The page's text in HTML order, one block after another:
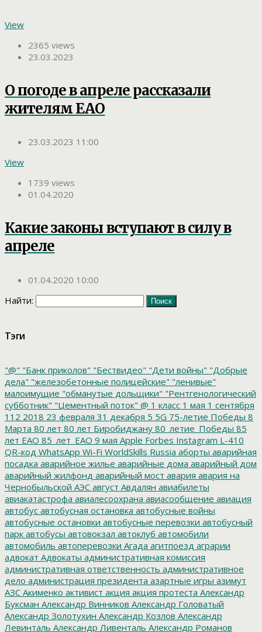
View
2365 views
23.03.2023
О погоде в апреле рассказали
жителям ЕАО
23.03.2023 11:00
View
1739 views
01.04.2020
Какие законы вступают в силу в
апреле
01.04.2020 10:00
Найти:
Тэги
"@" "Банк приколов" "Бествидео" "Дети войны" "Добрые
дела" "железобетонные полицейские" "ленивые"
малоимущие "обманутые дольщики" "Рентгенологический
субботник" "Цементный поток" @ 1 класс 1 мая 1 сентября
112 2018 23 февраля 31 декабря 5 5G 75-летие Победы 8
Марта 80 лет 80 лет Биробиджану 80_летие_Победы 85
лет ЕАО 85_лет_ЕАО 9 мая Apple Forbes Instagram L-410
QR-код WhatsApp Wi-Fi WorldSkills Russia аборты аварийная
посадка аварийное жилье аварийные дома аварийный дом
аварийный жилфонд аварийный мост авария авария на
Чернобыльской АЭС август Авдалян авиабилеты
авиакатастрофа авиалесоохрана авиасообщение авиация
автобус автобусная остановка автобусные войны
автобусные остановки автобусные перевозки автобусный
парк автобусы автовокзал автоклуб автомобили
автомобиль автоперевозки Агада агитпоезд аграрии
адвокат Адвокаты административная комиссия
административная ответственность административное
дело администрация президента азартные игры азимут
АЗС Акименко активист акция акция протеста Александр
Буксман Александр Винников Александр Головатый
Александр Золотухин Александр Козлов Александр
Левинталь Александр Ливенталь Александр Романов